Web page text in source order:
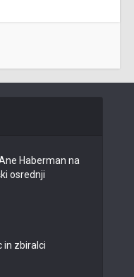
Haberman na
osrednji
in zbiralci